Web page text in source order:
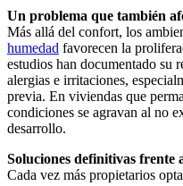
Un problema que también
Más allá del confort, los
humedad favorecen la
estudios han documentado su
alergias e irritaciones,
previa. En viviendas que
condiciones se agravan al no
desarrollo.
Soluciones definitivas frente
Cada vez más propietarios